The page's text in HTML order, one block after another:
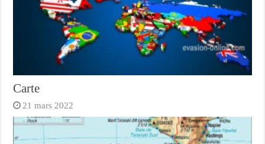
Carte
21 mars 2022